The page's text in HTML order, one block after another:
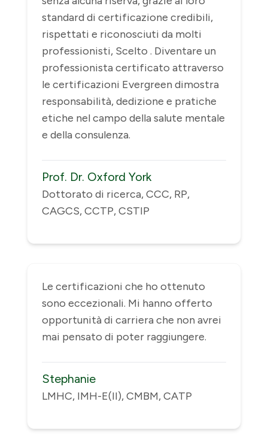
standard di certificazione credibili,
rispettati e riconosciuti da molti
professionisti, Scelto . Diventare un
professionista certificato attraverso
le certificazioni Evergreen dimostra
responsabilità, dedizione e pratiche
etiche nel campo della salute mentale
e della consulenza.
Prof. Dr. Oxford York
Dottorato di ricerca, CCC, RP,
CAGCS, CCTP, CSTIP
Le certificazioni che ho ottenuto
sono eccezionali. Mi hanno offerto
opportunità di carriera che non avrei
mai pensato di poter raggiungere.
Stephanie
LMHC, IMH-E(II), CMBM, CATP